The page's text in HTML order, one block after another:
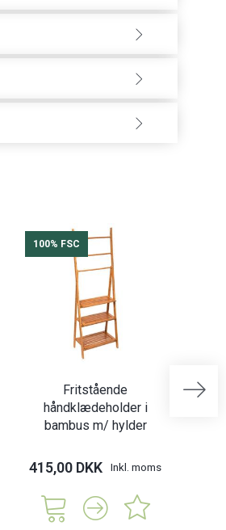
100% FSC
Fritstående
håndklædeholder i
bambus m/ hylder
415,00 DKK Inkl. moms